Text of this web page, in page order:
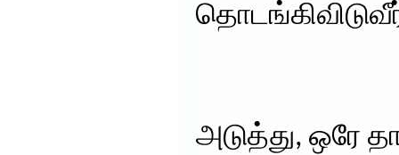
அடுத்து, ஒரே